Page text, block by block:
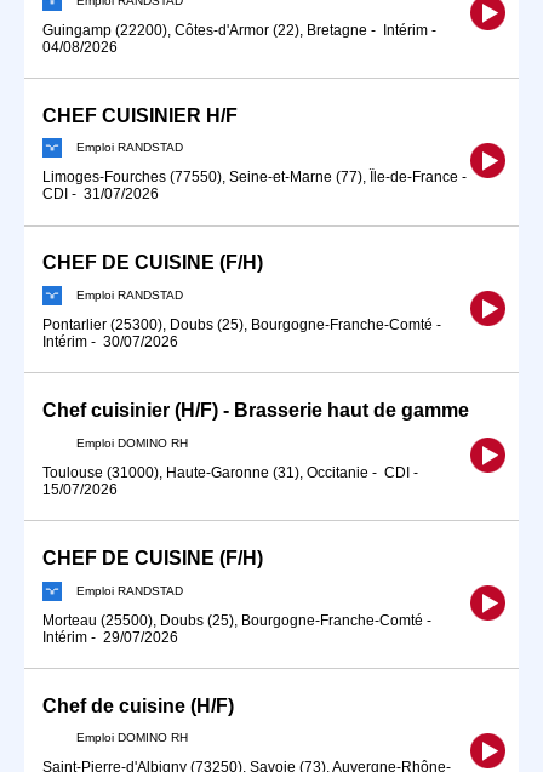
Guingamp (22200), Côtes-d'Armor (22), Bretagne - Intérim -
04/08/2026
CHEF CUISINIER H/F
Emploi RANDSTAD
Limoges-Fourches (77550), Seine-et-Marne (77), Île-de-France -
CDI - 31/07/2026
CHEF DE CUISINE (F/H)
Emploi RANDSTAD
Pontarlier (25300), Doubs (25), Bourgogne-Franche-Comté -
Intérim - 30/07/2026
Chef cuisinier (H/F) - Brasserie haut de gamme
Emploi DOMINO RH
Toulouse (31000), Haute-Garonne (31), Occitanie - CDI -
15/07/2026
CHEF DE CUISINE (F/H)
Emploi RANDSTAD
Morteau (25500), Doubs (25), Bourgogne-Franche-Comté -
Intérim - 29/07/2026
Chef de cuisine (H/F)
Emploi DOMINO RH
Saint-Pierre-d'Albigny (73250), Savoie (73), Auvergne-Rhône-